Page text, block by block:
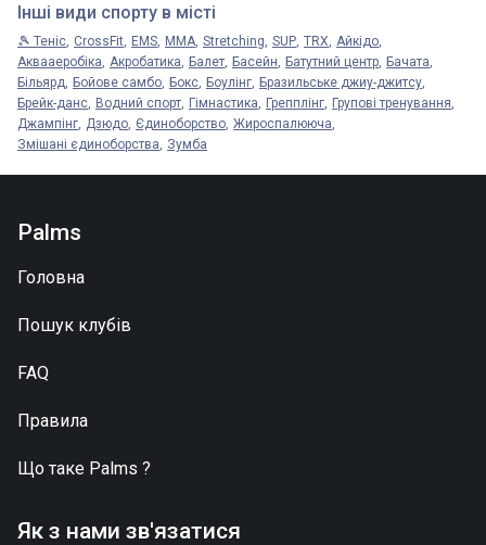
Інші види спорту в місті
🎾 Теніс CrossFit EMS MMA Stretching SUP TRX
Айкідо
Аквааеробіка
Акробатика Балет Басейн Батутний центр Бачата
Більярд Бойове самбо Бокс Боулінг Бразильське джиу-джитсу
Брейк-данс Водний спорт Гімнастика Грепплінг Групові тренування
Джампінг
Дзюдо Єдиноборство Жироспалююча
Змішані єдиноборства
Зумба
Palms
Головна
Пошук клубів
FAQ
Правила
Що таке Palms ?
Як з нами зв'язатися